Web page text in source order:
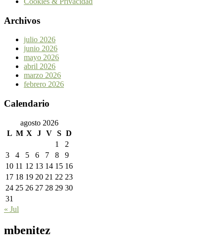
Archivos
julio 2026
junio 2026
mayo 2026
abril 2026
marzo 2026
febrero 2026
Calendario
agosto 2026
L M X J V S D
1
2
3
4 5 6 7 8
9
10 11 12 13 14 15 16
17 18 19 20 21 22 23
24 25 26 27 28 29 30
31
« Jul
mbenitez